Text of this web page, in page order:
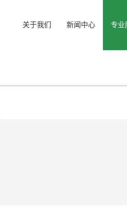
关于我们 新闻中心 专业